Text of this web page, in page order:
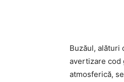
Buzăul, alături
avertizare cod
atmosferică,